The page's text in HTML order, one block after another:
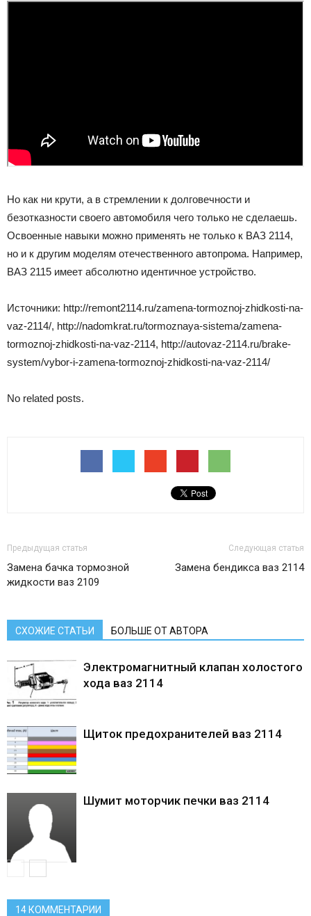
Но как ни крути, а в стремлении к долговечности и
безотказности своего автомобиля чего только не сделаешь.
Освоенные навыки можно применять не только к ВАЗ 2114,
но и к другим моделям отечественного автопрома. Например,
ВАЗ 2115 имеет абсолютно идентичное устройство.
Источники: http://remont2114.ru/zamena-tormoznoj-zhidkosti-na-
vaz-2114/, http://nadomkrat.ru/tormoznaya-sistema/zamena-
tormoznoj-zhidkosti-na-vaz-2114, http://autovaz-2114.ru/brake-
system/vybor-i-zamena-tormoznoj-zhidkosti-na-vaz-2114/
No related posts.
Предыдущая статья
Замена бачка тормозной
жидкости ваз 2109
Следующая статья
Замена бендикса ваз 2114
СХОЖИЕ СТАТЬИ БОЛЬШЕ ОТ АВТОРА
Электромагнитный клапан холостого
хода ваз 2114
Щиток предохранителей ваз 2114
Шумит моторчик печки ваз 2114
14 КОММЕНТАРИИ